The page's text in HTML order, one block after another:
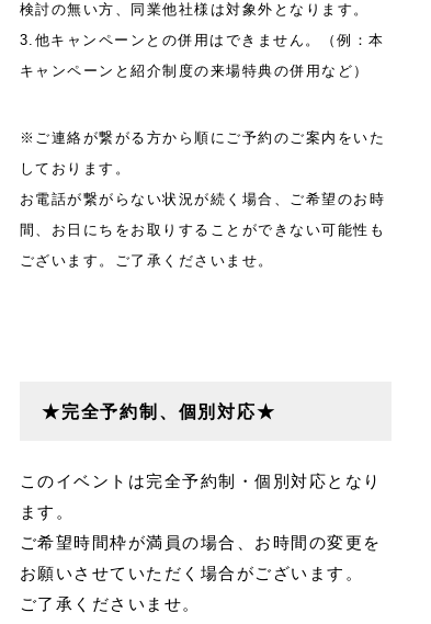
検討の無い方、同業他社様は対象外となります。
3.他キャンペーンとの併用はできません。（例：本
キャンペーンと紹介制度の来場特典の併用など）
※ご連絡が繋がる方から順にご予約のご案内をいた
しております。
お電話が繋がらない状況が続く場合、ご希望のお時
間、お日にちをお取りすることができない可能性も
ございます。ご了承くださいませ。
★完全予約制、個別対応★
このイベントは完全予約制・個別対応となり
ます。
ご希望時間枠が満員の場合、お時間の変更を
お願いさせていただく場合がございます。
ご了承くださいませ。